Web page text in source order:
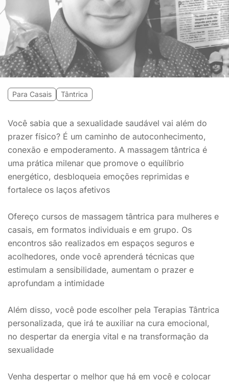
Para Casais Tântrica
Você sabia que a sexualidade saudável vai além do
prazer físico? É um caminho de autoconhecimento,
conexão e empoderamento. A massagem tântrica é
uma prática milenar que promove o equilíbrio
energético, desbloqueia emoções reprimidas e
fortalece os laços afetivos
Ofereço cursos de massagem tântrica para mulheres e
casais, em formatos individuais e em grupo. Os
encontros são realizados em espaços seguros e
acolhedores, onde você aprenderá técnicas que
estimulam a sensibilidade, aumentam o prazer e
aprofundam a intimidade
Além disso, você pode escolher pela Terapias Tântrica
personalizada, que irá te auxiliar na cura emocional,
no despertar da energia vital e na transformação da
sexualidade
Venha despertar o melhor que há em você e colocar